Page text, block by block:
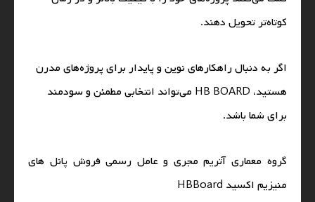
کوتاه‌تر تحویل دهند.
اگر به دنبال راهکارهای نوین و پایدار برای پروژه‌های مدرن
هستید، HB BOARD می‌تواند انتخابی مطمئن و سودمند
برای شما باشد.
گروه معماری آتریم مجری و عامل رسمی فروش پانل های
منیزیم اکسید HBBoard